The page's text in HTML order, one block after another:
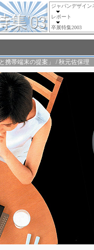
ジャパンデザイン
レポート
卒展特集2003
携帯端末の提案」 / 秋元佐保理